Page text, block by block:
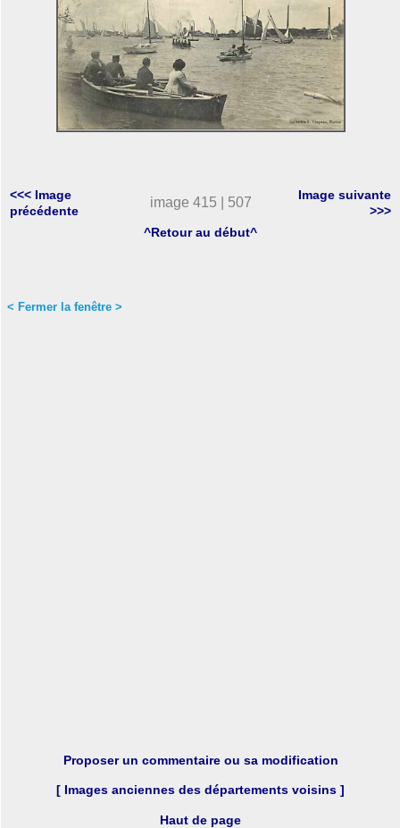
<<< Image
précédente
image 415 | 507
Image suivante
>>>
^Retour au début^
< Fermer la fenêtre >
Proposer un commentaire ou sa modification
[ Images anciennes des départements voisins ]
Haut de page